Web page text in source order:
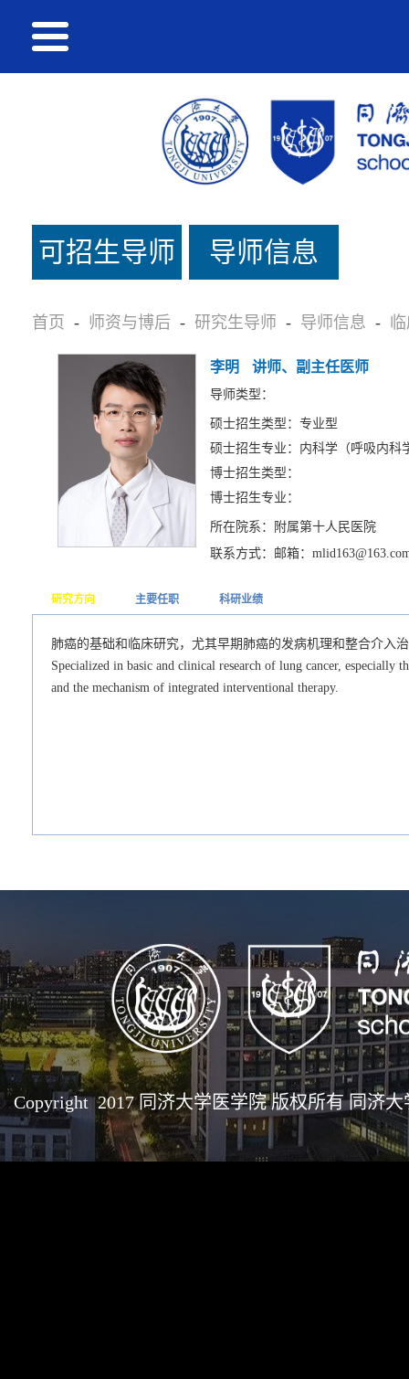
可招生导师
名单
导师信息
首页 - 师资与博后 - 研究生导师 - 导师信息 -
李明 讲师、副主任医师
导师类型：
硕士招生类型：专业型
硕士招生专业：内科学（呼吸内科
博士招生类型：
博士招生专业：
所在院系：附属第十人民医院
联系方式：邮箱：
研究方向 主要任职 科研业绩
肺癌的基础和临床研究，尤其早期肺癌的发病机理和整合介入
Specialized in basic and clinical research of lung cancer, especially
and the mechanism of integrated interventional therapy.
Copyright 2017 同济大学医学院 版权所有 同济